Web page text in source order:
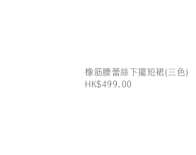
橡筋腰蕾絲下擺短裙(三色)
HK$499.00